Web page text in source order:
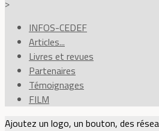
>
INFOS-CEDEF
Articles...
Livres et revues
Partenaires
Témoignages
FILM
Ajoutez un logo, un bouton, des